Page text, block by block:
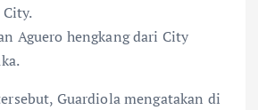
Aguero hengkang dari City
Guardiola mengatakan di